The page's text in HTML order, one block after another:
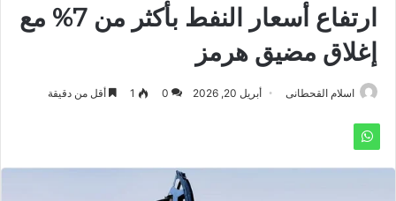
ارتفاع أسعار النفط بأكثر من 7% مع
إغلاق مضيق هرمز
اسلام القحطانى أبريل 20, 2026 0
1 أقل من دقيقة